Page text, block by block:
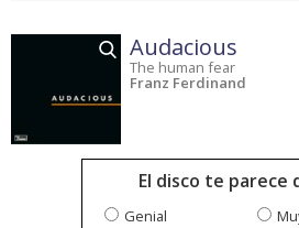
Audacious
The human fear
Franz Ferdinand
El disco te parece
Genial